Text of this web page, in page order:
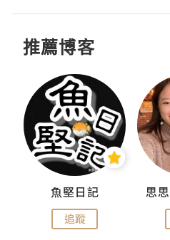
推薦博客
魚堅日記
追蹤